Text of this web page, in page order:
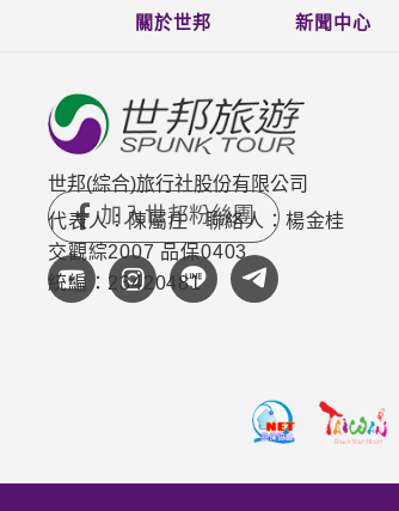
關於世邦 新聞中心
世邦(綜合)旅行社股份有限公司
代表人：陳屬庄
聯絡人：楊金桂
交觀綜2007 品保0403
統編：23420481